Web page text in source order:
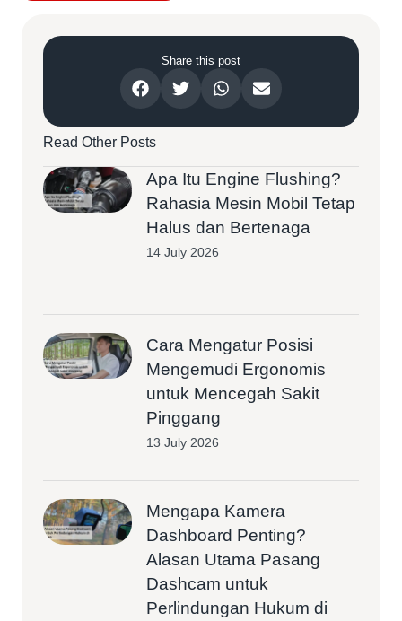
Read Other Posts
Apa Itu Engine Flushing?
Rahasia Mesin Mobil Tetap
Halus dan Bertenaga
14 July 2026
Cara Mengatur Posisi
Mengemudi Ergonomis
untuk Mencegah Sakit
Pinggang
13 July 2026
Mengapa Kamera
Dashboard Penting?
Alasan Utama Pasang
Dashcam untuk
Perlindungan Hukum di
Share this post